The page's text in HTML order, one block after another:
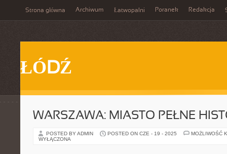
Strona główna Archiwum Łatwopalni Poranek Redakcja
ŁÓDŹ
WARSZAWA: MIASTO PEŁNE
POSTED BY ADMIN POSTED ON CZE - 19 - 2025
MOŻLIWOŚĆ
WYŁĄCZONA